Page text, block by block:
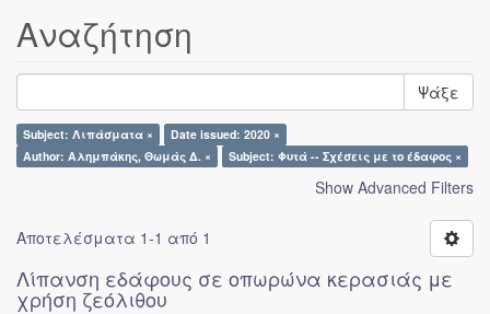
Αναζήτηση
Ψάξε
Subject: Λιπάσματα ×
Date issued: 2020 ×
Author: Αλημπάκης, Θωμάς Δ. ×
Subject: Φυτά -- Σχέσεις με το έδαφος ×
Show Advanced Filters
Αποτελέσματα 1-1 από 1
Λίπανση εδάφους σε οπωρώνα κερασιάς με
χρήση ζεόλιθου